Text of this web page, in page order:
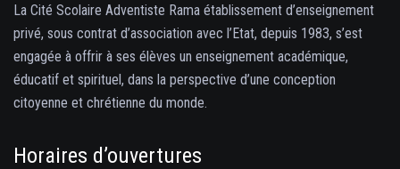
La Cité Scolaire Adventiste Rama établissement d’enseignement
privé, sous contrat d’association avec l’Etat, depuis 1983, s’est
engagée à offrir à ses élèves un enseignement académique,
éducatif et spirituel, dans la perspective d’une conception
citoyenne et chrétienne du monde.
Horaires d’ouvertures